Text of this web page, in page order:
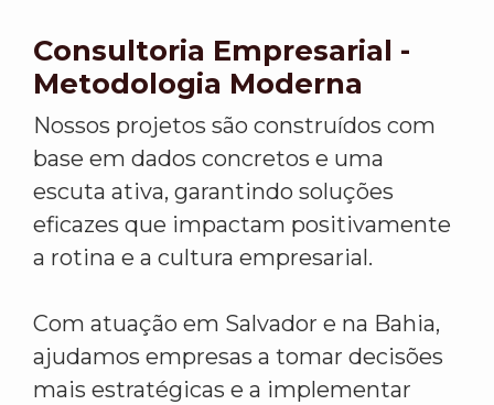
Consultoria Empresarial -
Metodologia Moderna
Nossos projetos são construídos com
base em dados concretos e uma
escuta ativa, garantindo soluções
eficazes que impactam positivamente
a rotina e a cultura empresarial.
Com atuação em Salvador e na Bahia,
ajudamos empresas a tomar decisões
mais estratégicas e a implementar